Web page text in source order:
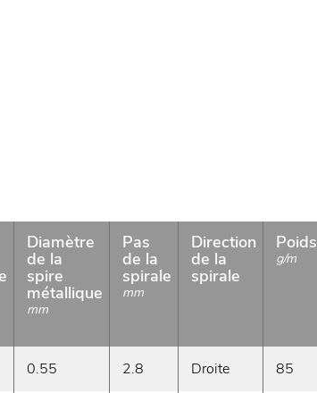
Diamètre
de la
spire
métallique
mm
Pas
de la
spirale
mm
Direction
de la
spirale
Poids
g/m
0.55 2.8 Droite 85